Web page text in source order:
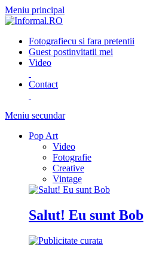
Meniu principal
Fotografiecu si fara pretentii
Guest postinvitatii mei
Video
Contact
Meniu secundar
Pop Art
Video
Fotografie
Creative
Vintage
Salut! Eu sunt Bob